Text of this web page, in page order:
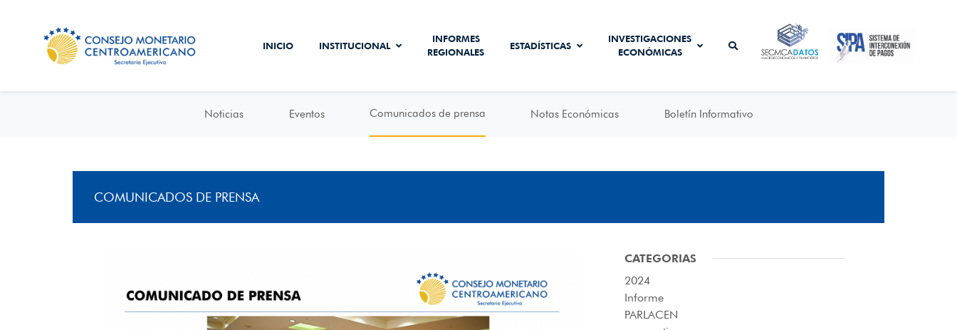
INICIO INSTITUCIONAL
INFORMES
REGIONALES
ESTADÍSTICAS
INVESTIGACIONES
ECONÓMICAS
SECMCA
DATOS
SISTEMA DE
INTERCONEXIÓN
DE PAGOS
Noticias Eventos Comunicados de prensa Notas Económicas Boletín Informativo
COMUNICADOS DE PRENSA
CATEGORIAS
2024
Informe
PARLACEN